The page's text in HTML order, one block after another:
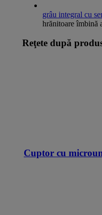
grâu integral cu
hrănitoare îmbină
Reţete după
Cuptor cu